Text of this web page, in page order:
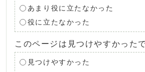
あまり役に立たなかった
役に立たなかった
このページは見つけやすかった
見つけやすかった